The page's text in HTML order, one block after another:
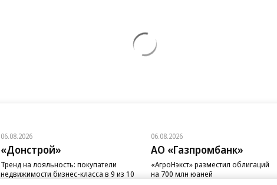
06.08.2026
«Донстрой»
Тренд на лояльность: покупатели
недвижимости бизнес-класса в 9 из 10
06.08.2026
АО «Газпромбанк»
«АгроНэкст» разместил облигаций
на 700 млн юаней